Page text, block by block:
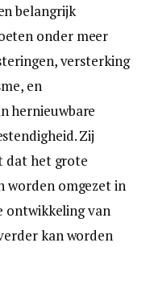
belangrijk
onder meer
versterking
en
hernieuwbare
Zij
dat het grote
worden omgezet in
ontwikkeling van
kan worden